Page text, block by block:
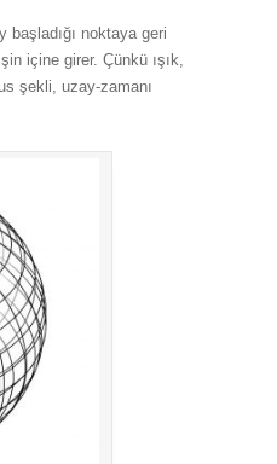
noktaya geri
içine girer. Çünkü ışık,
şekli, uzay-zamanı